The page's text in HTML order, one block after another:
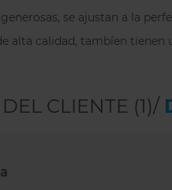
se ajustan a la
alta calidad, tambíen
CLIENTE (1)/